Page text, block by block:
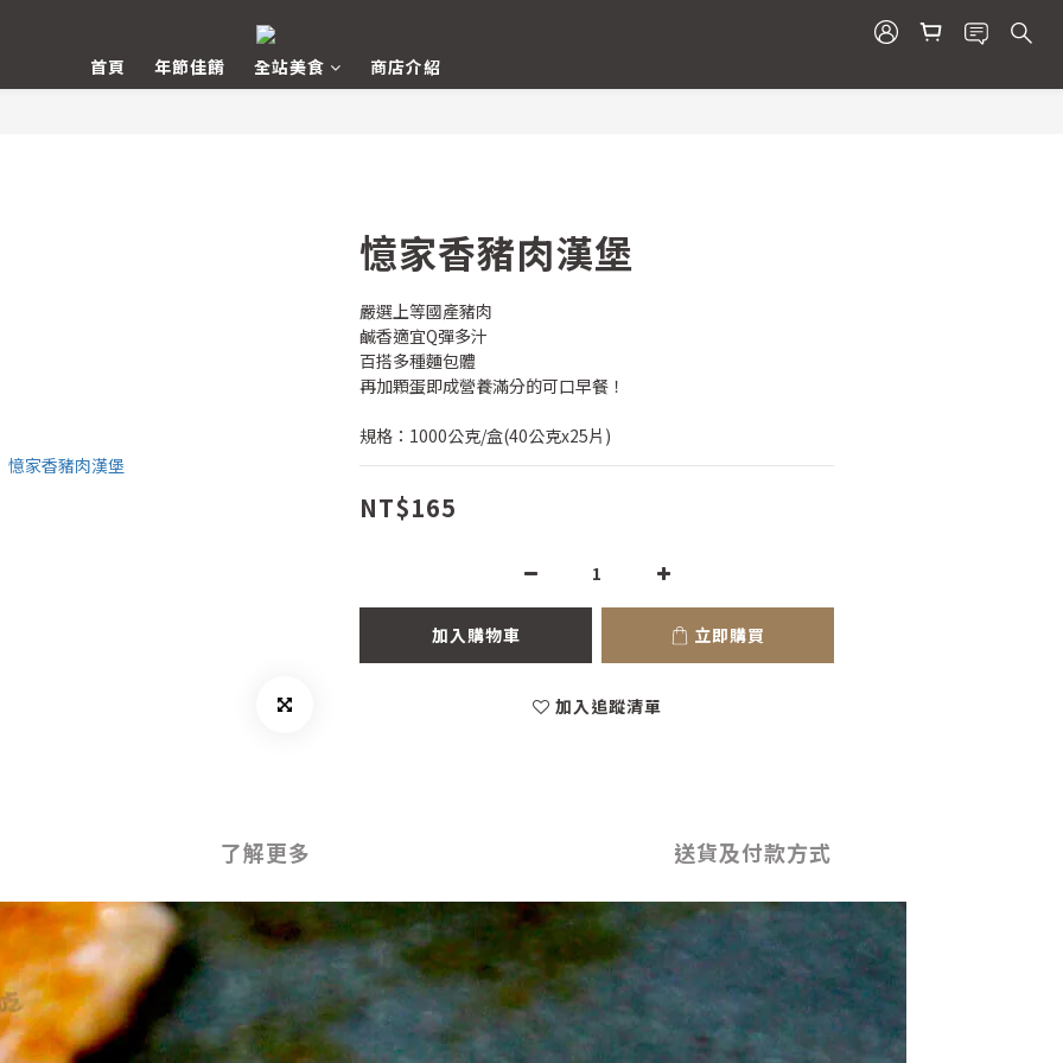
首頁 年節佳餚 全站美食 商店介紹
憶家香豬肉漢堡
嚴選上等國產豬肉
鹹香適宜Q彈多汁
百搭多種麵包體
再加顆蛋即成營養滿分的可口早餐！
規格：1000公克/盒(40公克x25片)
NT$165
加入購物車 立即購買
加入追蹤清單
了解更多 送貨及付款方式